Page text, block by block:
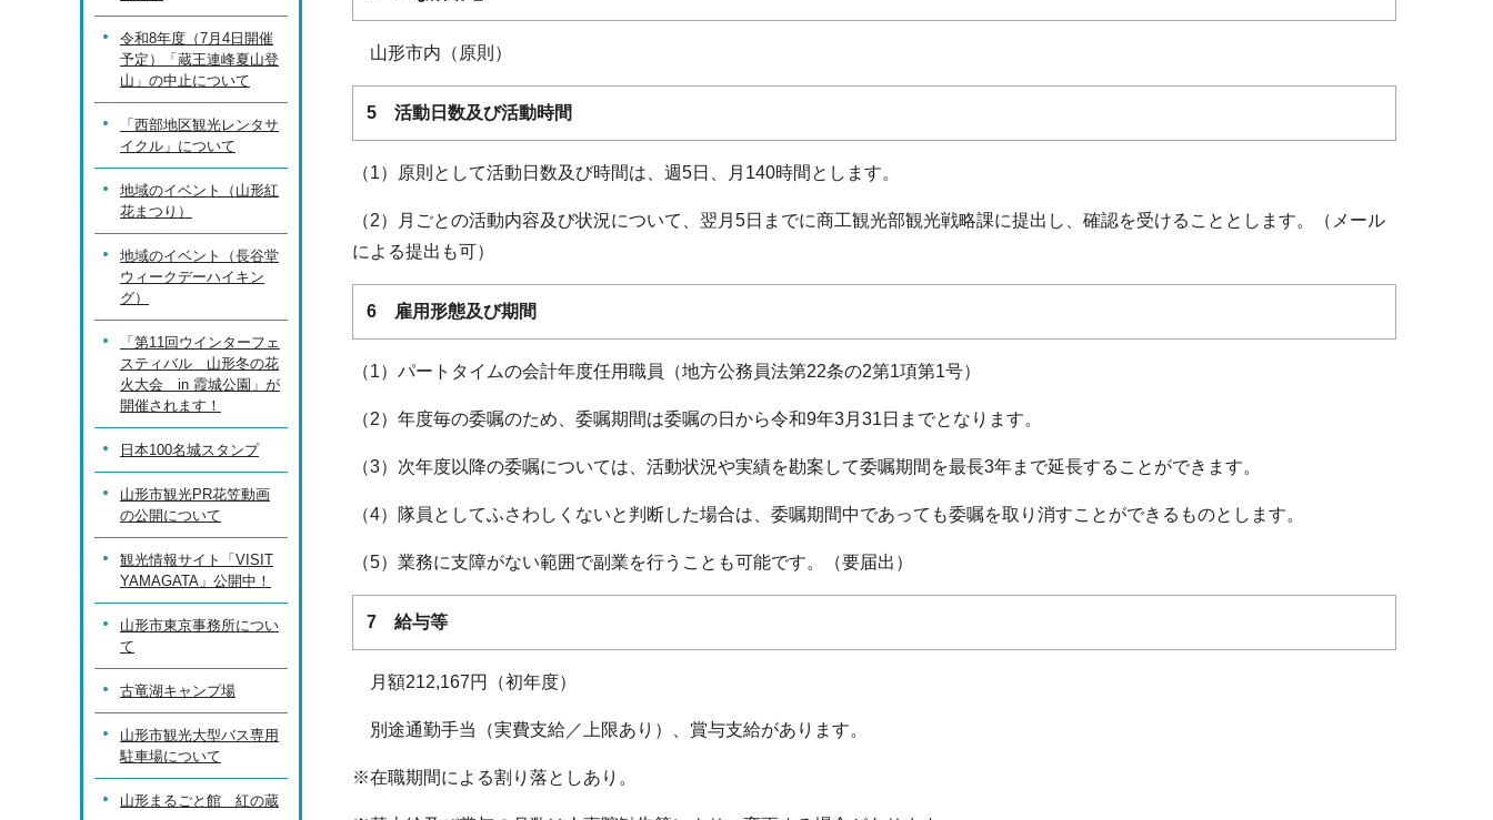
山形市内（原則）
5 活動日数及び活動時間
（1）原則として活動日数及び時間は、週5日、月140時間とします。
（2）月ごとの活動内容及び状況について、翌月5日までに商工観光部観光戦略課に提出し、確認を受けることとします。（メール
による提出も可）
6 雇用形態及び期間
（1）パートタイムの会計年度任用職員（地方公務員法第22条の2第1項第1号）
（2）年度毎の委嘱のため、委嘱期間は委嘱の日から令和9年3月31日までとなります。
（3）次年度以降の委嘱については、活動状況や実績を勘案して委嘱期間を最長3年まで延長することができます。
（4）隊員としてふさわしくないと判断した場合は、委嘱期間中であっても委嘱を取り消すことができるものとします。
（5）業務に支障がない範囲で副業を行うことも可能です。（要届出）
7 給与等
月額212,167円（初年度）
別途通勤手当（実費支給／上限あり）、賞与支給があります。
※在職期間による割り落としあり。
令和8年度（7月4日開催
予定）「蔵王連峰夏山登
山」の中止について
「西部地区観光レンタサ
イクル」について
地域のイベント（山形紅
花まつり）
地域のイベント（長谷堂
ウィークデーハイキン
グ）
「第11回ウインターフェ
スティバル 山形冬の花
火大会 in 霞城公園」が
開催されます！
日本100名城スタンプ
山形市観光PR花笠動画
の公開について
観光情報サイト「VISIT
YAMAGATA」公開中！
山形市東京事務所につい
て
古竜湖キャンプ場
山形市観光大型バス専用
駐車場について
山形まるごと館 紅の蔵